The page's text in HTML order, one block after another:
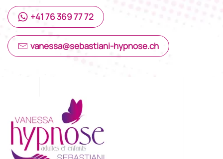
+41 76 369 77 72
vanessa@sebastiani-hypnose.ch